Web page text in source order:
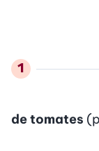
de tomates